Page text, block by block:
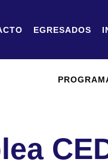
EGRESADOS